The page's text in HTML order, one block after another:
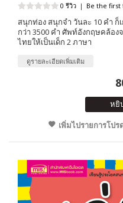
0 รีวิว | Be the
สนุกท่อง สนุกจำ วันละ 10 คำ
กว่า 3500 คำ ศัพท์อังกฤษคล้อง
ไทยให้เป็นเด็ก 2 ภาษา
ดูรายละเอียดเพิ่มเติม
หยิ
เพิ่มไปรายการโปร